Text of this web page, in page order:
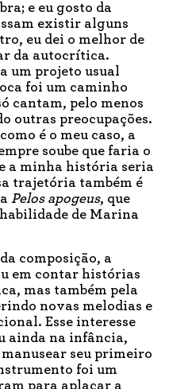
e eu gosto da
existir alguns
eu dei o melhor de
da autocrítica.
um projeto usual
foi um caminho
cantam, pelo menos
outras preocupações.
é o meu caso, a
soube que faria o
a minha história seria
trajetória também é
Pelos apogeus, que
habilidade de Marina
composição, a
em contar histórias
mas também pela
novas melodias e
Esse interesse
ainda na infância,
seu primeiro
foi um